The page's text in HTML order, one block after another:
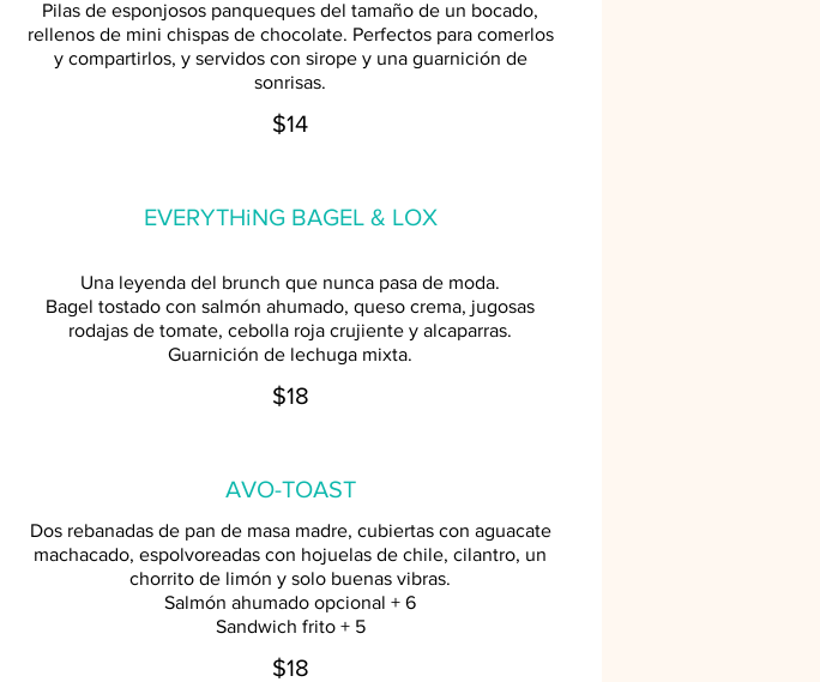
Pilas de esponjosos panqueques del tamaño de un bocado,
rellenos de mini chispas de chocolate. Perfectos para comerlos
y compartirlos, y servidos con sirope y una guarnición de
sonrisas.
$14
EVERYTHiNG BAGEL & LOX
Una leyenda del brunch que nunca pasa de moda.
Bagel tostado con salmón ahumado, queso crema, jugosas
rodajas de tomate, cebolla roja crujiente y alcaparras.
Guarnición de lechuga mixta.
$18
AVO-TOAST
Dos rebanadas de pan de masa madre, cubiertas con aguacate
machacado, espolvoreadas con hojuelas de chile, cilantro, un
chorrito de limón y solo buenas vibras.
Salmón ahumado opcional + 6
Sandwich frito + 5
$18